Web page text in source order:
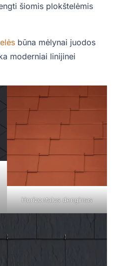
šiomis plokštelėmis
būna mėlynai juodos
moderniai linijinei
Horizontalus dengimas